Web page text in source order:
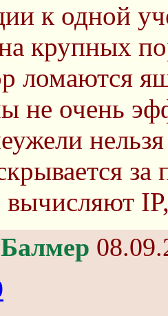
к одной
крупных
ломаются
не очень
за
вычисляют